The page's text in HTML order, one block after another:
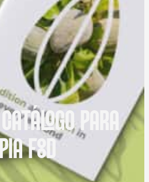
PARA
FOOD